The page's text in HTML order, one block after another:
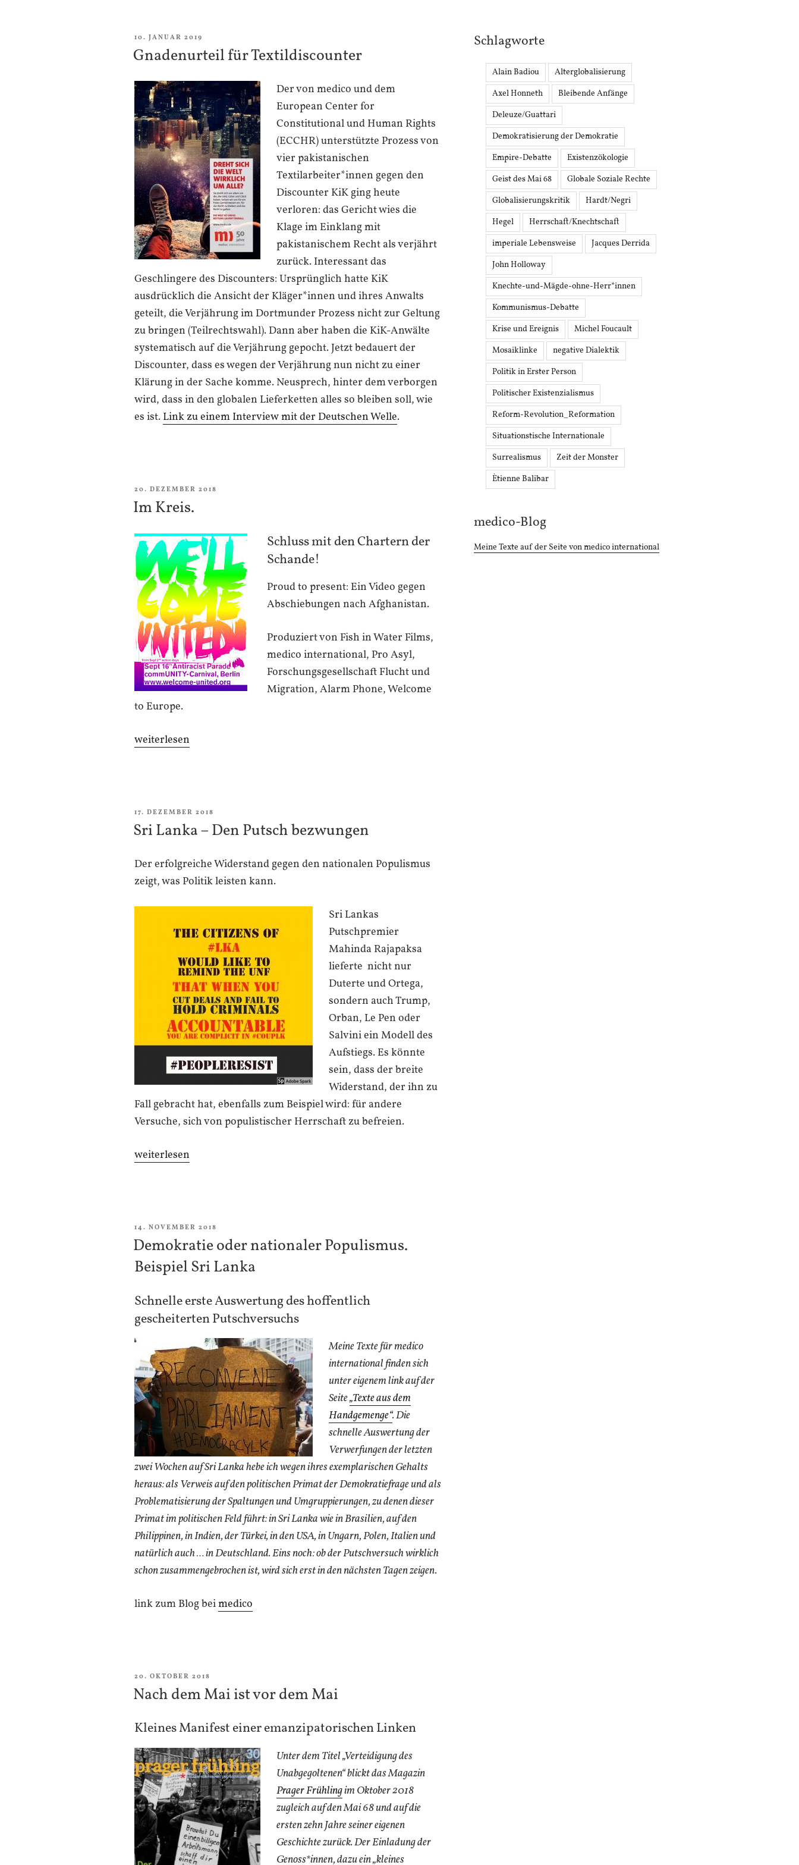
VERÖFFENTLICHT
AM
10. JANUAR 2019
Gnadenurteil für Textildiscounter
Der von medico und dem
European Center for
Constitutional und Human Rights
(ECCHR) unterstützte Prozess von
vier pakistanischen
Textilarbeiter*innen gegen den
Discounter KiK ging heute
verloren: das Gericht wies die
Klage im Einklang mit
pakistanischem Recht als verjährt
zurück. Interessant das
Geschlingere des Discounters: Ursprünglich hatte KiK
ausdrücklich die Ansicht der Kläger*innen und ihres Anwalts
geteilt, die Verjährung im Dortmunder Prozess nicht zur Geltung
zu bringen (Teilrechtswahl). Dann aber haben die KiK-Anwälte
systematisch auf die Verjährung gepocht. Jetzt bedauert der
Discounter, dass es wegen der Verjährung nun nicht zu einer
Klärung in der Sache komme. Neusprech, hinter dem verborgen
wird, dass in den globalen Lieferketten alles so bleiben soll, wie
es ist. Link zu einem Interview mit der Deutschen Welle.
VERÖFFENTLICHT
AM
20. DEZEMBER 2018
Im Kreis.
Schluss mit den Chartern der
Schande!
Proud to present: Ein Video gegen
Abschiebungen nach Afghanistan.
Produziert von Fish in Water Films,
medico international, Pro Asyl,
Forschungsgesellschaft Flucht und
Migration, Alarm Phone, Welcome
to Europe.
„Im
weiterlesen
VERÖFFENTLICHT
AM
17. DEZEMBER 2018
Sri Lanka – Den Putsch bezwungen
Der erfolgreiche Widerstand gegen den nationalen Populismus
zeigt, was Politik leisten kann.
Sri Lankas
Putschpremier
Mahinda Rajapaksa
lieferte nicht nur
Duterte und Ortega,
sondern auch Trump,
Orban, Le Pen oder
Salvini ein Modell des
Aufstiegs. Es könnte
sein, dass der breite
Widerstand, der ihn zu
Fall gebracht hat, ebenfalls zum Beispiel wird: für andere
Versuche, sich von populistischer Herrschaft zu befreien.
„Sri
Putsch
bezwungen“
weiterlesen
VERÖFFENTLICHT
AM
14. NOVEMBER 2018
Demokratie oder nationaler Populismus.
Beispiel Sri Lanka
Schnelle erste Auswertung des hoffentlich
gescheiterten Putschversuchs
Meine Texte für medico
international finden sich
unter eigenem link auf der
Seite„Texte aus dem
Handgemenge“. Die
schnelle Auswertung der
Verwerfungen der letzten
zwei Wochen auf Sri Lanka hebe ich wegen ihres exemplarischen Gehalts
heraus: als Verweis auf den politischen Primat der Demokratiefrage und als
Problematisierung der Spaltungen und Umgruppierungen, zu denen dieser
Primat im politischen Feld führt: in Sri Lanka wie in Brasilien, auf den
Philippinen, in Indien, der Türkei, in den USA, in Ungarn, Polen, Italien und
natürlich auch … in Deutschland. Eins noch: ob der Putschversuch wirklich
schon zusammengebrochen ist, wird sich erst in den nächsten Tagen zeigen.
link zum Blog beimedico
VERÖFFENTLICHT
AM
20. OKTOBER 2018
Nach dem Mai ist vor dem Mai
Kleines Manifest einer emanzipatorischen Linken
Unter dem Titel „Verteidigung des
Unabgegoltenen“ blickt das Magazin
Prager Frühlingim Oktober 2018
zugleich auf den Mai 68 und auf die
ersten zehn Jahre seiner eigenen
Geschichte zurück. Der Einladung der
Genoss*innen, dazu ein „kleines
Schlagworte
Alain Badiou
Alterglobalisierung
Axel Honneth
Bleibende Anfänge
Deleuze/Guattari
Demokratisierung der Demokratie
Empire-Debatte
Existenzökologie
Geist des Mai 68
Globale Soziale Rechte
Globalisierungskritik
Hardt/Negri
Hegel
Herrschaft/Knechtschaft
imperiale Lebensweise
Jacques Derrida
John Holloway
Knechte-und-Mägde-ohne-Herr*innen
Kommunismus-Debatte
Krise und Ereignis
Michel Foucault
Mosaiklinke
negative Dialektik
Politik in Erster Person
Politischer Existenzialismus
Reform-Revolution_Reformation
Situationstische Internationale
Surrealismus
Zeit der Monster
Ètienne Balibar
medico-Blog
Meine Texte auf der Seite von medico international